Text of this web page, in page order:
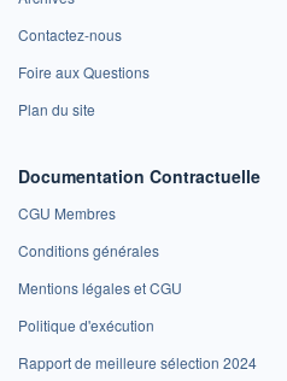
Contactez-nous
Foire aux Questions
Plan du site
Documentation Contractuelle
CGU Membres
Conditions générales
Mentions légales et CGU
Politique d'exécution
Rapport de meilleure sélection 2024